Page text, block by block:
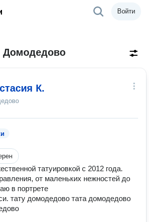
Войти
Домодедово
К.
татуировкой с 2012 года.
от маленьких нежностей до
в портрете
тату домодедово тата домодедово